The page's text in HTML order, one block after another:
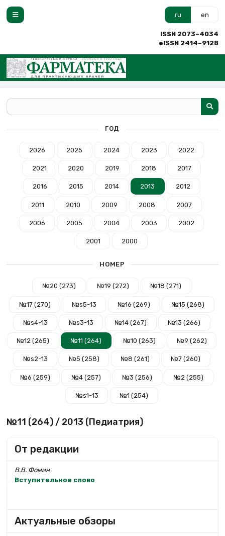
ru en
ISSN 2073–4034
eISSN 2414–9128
ГОД
2026 2025 2024 2023 2022
2021 2020 2019 2018 2017
2016 2015 2014 2013 2012
2011 2010 2009 2008 2007
2006 2005 2004 2003 2002
2001 2000
НОМЕР
№20 (273) №19 (272) №18 (271)
№17 (270) №s5-13 №16 (269) №15 (268)
№s4-13 №s3-13 №14 (267) №13 (266)
№12 (265) №11 (264) №10 (263) №9 (262)
№s2-13 №5 (258) №8 (261) №7 (260)
№6 (259) №4 (257) №3 (256) №2 (255)
№s1-13 №1 (254)
№11 (264) / 2013 (Педиатрия)
От редакции
В.В. Фомин
Вступительное слово
Актуальные обзоры